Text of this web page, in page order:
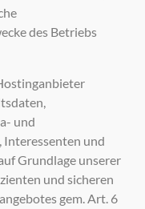
des Betriebs
und
und
Grundlage unserer
und sicheren
gem. Art. 6